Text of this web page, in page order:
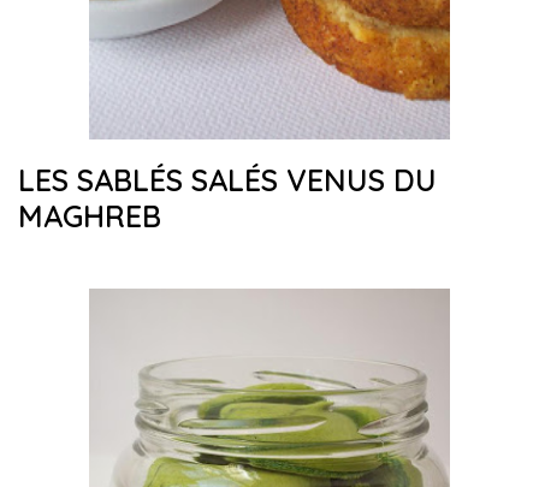
LES SABLÉS SALÉS VENUS DU
MAGHREB